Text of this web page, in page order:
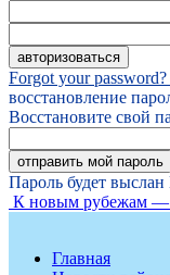
Forgot your
восстановление
Восстановите свой
Пароль будет
К новым рубежам —
Главная